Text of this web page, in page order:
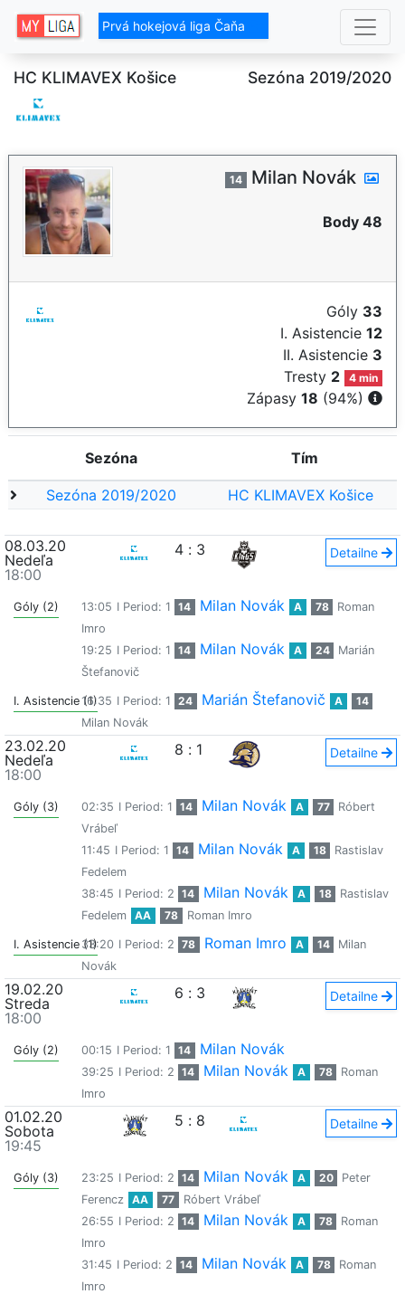
Prvá hokejová liga Čaňa
HC KLIMAVEX Košice Sezóna 2019/2020
14 Milan Novák
Body 48
Góly 33
I. Asistencie 12
II. Asistencie 3
Tresty 2 4 min
Zápasy 18 (94%)
Sezóna Tím
Sezóna 2019/2020 HC KLIMAVEX Košice
08.03.20
Nedeľa
18:00
4 : 3 Detailne
Góly (2) 13:05 I Period: 1 14 Milan Novák A 78
Roman
Imro
19:25 I Period: 1 14 Milan Novák A 24
Marián
Štefanovič
I. Asistencie (1)16:35 I Period: 1 24 Marián Štefanovič A
14
Milan Novák
23.02.20
Nedeľa
18:00
8 : 1 Detailne
Góly (3) 02:35 I Period: 1 14 Milan Novák A 77
Róbert
Vrábeľ
11:45 I Period: 1 14 Milan Novák A 18
Rastislav
Fedelem
38:45 I Period: 2 14 Milan Novák A 18
Rastislav
Fedelem
AA 78 Roman Imro
I. Asistencie (1)33:20 I Period: 2 78 Roman Imro A 14
Milan
Novák
19.02.20
Streda
18:00
6 : 3 Detailne
Góly (2) 00:15 I Period: 1 14 Milan Novák
39:25 I Period: 2 14 Milan Novák A 78
Roman
Imro
01.02.20
Sobota
19:45
5 : 8 Detailne
Góly (3) 23:25 I Period: 2 14 Milan Novák A 20
Peter
Ferencz
AA 77
Róbert Vrábeľ
26:55 I Period: 2 14 Milan Novák A 78
Roman
Imro
31:45 I Period: 2 14 Milan Novák A 78
Roman
Imro